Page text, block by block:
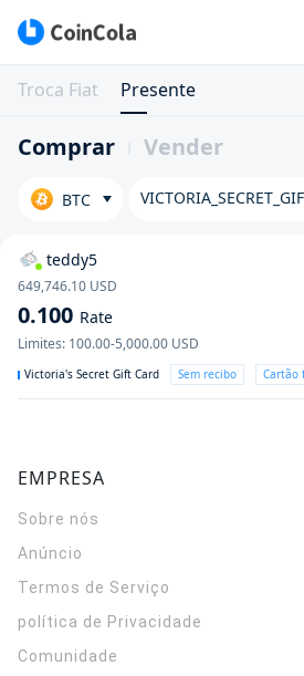
Troca Fiat Presente
Comprar Vender
BTC
teddy5
649,746.10 USD
0.100 Rate
Limites: 100.00-5,000.00 USD
Victoria's Secret Gift Card Sem recibo Cartão
EMPRESA
Sobre nós
Anúncio
Termos de Serviço
política de Privacidade
Comunidade